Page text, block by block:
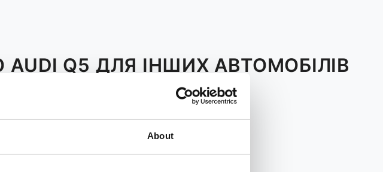
About
Q5 ДЛЯ ІНШИХ АВТОМОБІЛІВ